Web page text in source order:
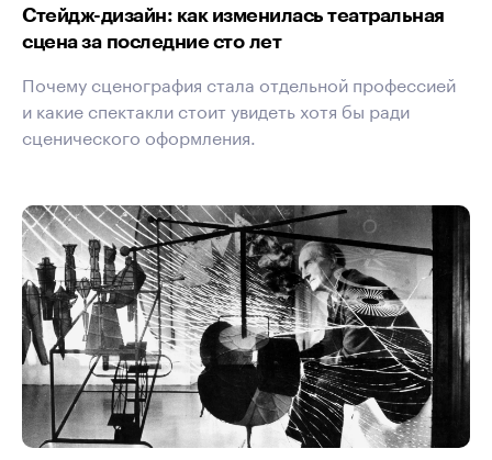
Стейдж-дизайн: как изменилась театральная
сцена за последние сто лет
Почему сценография стала отдельной профессией
и какие спектакли стоит увидеть хотя бы ради
сценического оформления.